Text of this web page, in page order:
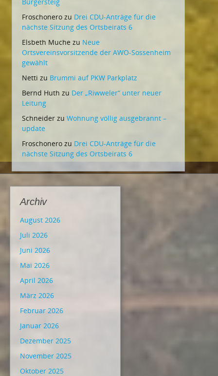
Froschonero zu Drei CDU-Anträge für die
nächste Sitzung des Ortsbeirats 6
Elsbeth Muche zu Neue
Ortsvereinsvorsitzende der AWO-Sossenheim
gewählt
Netti zu Brummi auf PKW Parkplatz
Bernd Huth zu Der „Riwweler“ unter neuer
Leitung
Schneider zu Wohnung völlig ausgebrannt –
update
Froschonero zu Drei CDU-Anträge für die
nächste Sitzung des Ortsbeirats 6
Archiv
August 2026
Juli 2026
Juni 2026
Mai 2026
April 2026
März 2026
Februar 2026
Januar 2026
Dezember 2025
November 2025
Oktober 2025